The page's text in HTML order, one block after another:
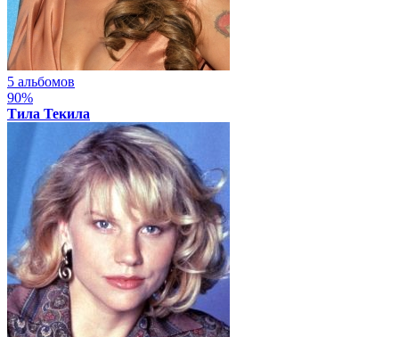
5 альбомов
90%
Тила Текила